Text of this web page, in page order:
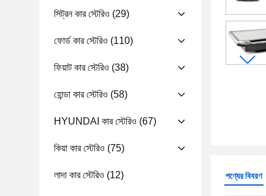
সিট্রন কার স্টেরিও (29)
ফোর্ড কার স্টেরিও (110)
ফিয়াট কার স্টেরিও (38)
হোন্ডা কার স্টেরিও (58)
HYUNDAI কার স্টেরিও (67)
কিয়া কার স্টেরিও (75)
লাদা কার স্টেরিও (12) পণ্যের বিবরণ